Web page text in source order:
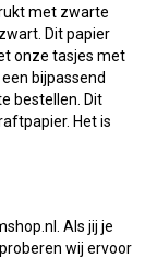
met zwarte
Dit papier
onze tasjes met
bijpassend
bestellen. Dit
Het is
Als jij je
wij ervoor